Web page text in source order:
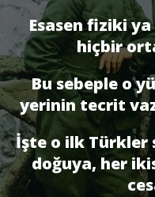
Esasen fiziki ya
hiçbir
Bu sebeple o
yerinin tecrit
İşte o ilk Türkler
doğuya, her